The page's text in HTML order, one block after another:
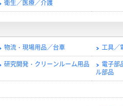
衛生／医療／介護
物流・現場用品／台車 工具／
研究開発・クリーンルーム用品
電子部
ル部品